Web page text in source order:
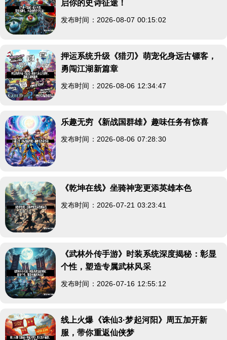
启你的史诗征途！
发布时间：2026-08-07 00:15:02
押运系统升级《猎刃》萌宠化身远古镖客，
勇闯江湖新篇章
发布时间：2026-08-06 12:34:47
乐趣无穷《新战国群雄》趣味任务有惊喜
发布时间：2026-08-06 07:28:30
《乾坤在线》坐骑神宠更添英雄本色
发布时间：2026-07-21 03:23:41
《武林外传手游》时装系统深度揭秘：彰显
个性，塑造专属武林风采
发布时间：2026-07-16 12:55:12
线上火爆《诛仙3·梦起河阳》周五加开新
服，带你重返仙侠梦